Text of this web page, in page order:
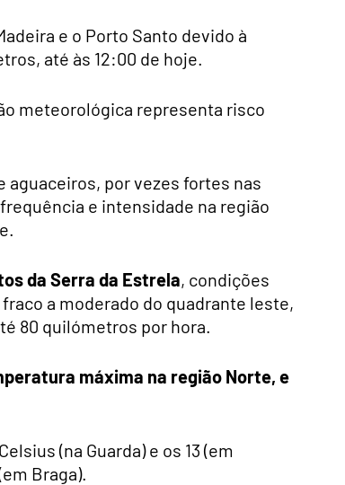
e o Porto Santo devido à
até às 12:00 de hoje.
meteorológica representa risco
aguaceiros, por vezes fortes nas
e intensidade na região
da Serra da Estrela, condições
a moderado do quadrante leste,
80 quilómetros por hora.
máxima na região Norte, e
(na Guarda) e os 13 (em
Braga).